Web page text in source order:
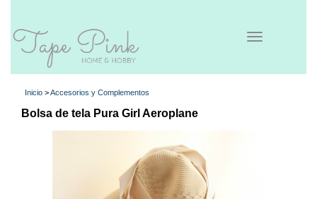
Inicio >Accesorios y Complementos
Bolsa de tela Pura Girl Aeroplane